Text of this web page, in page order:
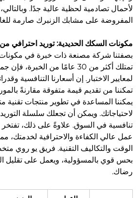
لأحمال تصادمية لحظية عالية جدًا.
المفروضة على مشابك الزنبرك صارمة
مكونات السكك الحديدية: توريد احترافي
بصفتنا شركة مصنعة ذات خبرة في مكونات
تمتلك أكثر من 30 عامًا من
لمعايير الاختبار. إن أسعارنا التنافسية
تمكننا من تقديم قيمة متفوقة مقارنةً
يمكننا المساعدة في تطوير منتجات تقنية
لاحتياجاتك. ويمكن أن تجعلك سلسلة التوريد
تنافسية في السوق. علاوةً على ذلك،
عمل عالي الكفاءة والاحترافية لخدمتك،
الوقت والتكاليف التقنية. فريق يو روي
بحس قوي بالمسؤولية، ويعمل على تقليل
رضاك.